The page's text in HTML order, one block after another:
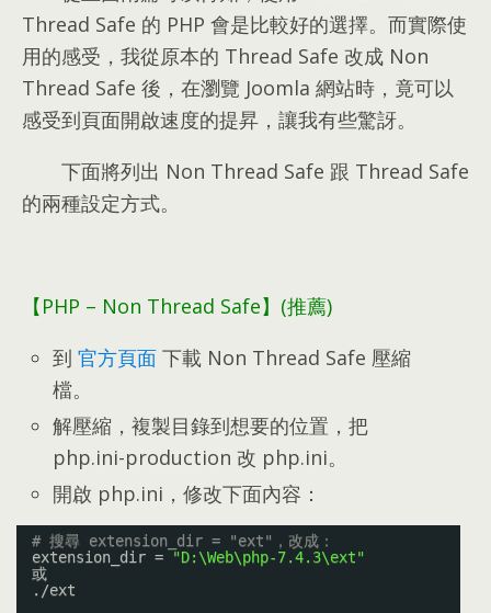
Thread Safe 的 PHP 會是比較好的選擇。 而實際使
用的感受 ， 我從原本的 Thread Safe 改成 Non
Thread Safe 後 ， 在瀏覽 Joomla 網站時 ， 竟可以
感受到頁面開啟速度的提昇 ， 讓我有些驚訝。
下面將列出 Non Thread Safe 跟 Thread Safe
的兩種設定方式。
【PHP – Non Thread Safe】 (推薦)
到 官方頁面 下載 Non Thread Safe 壓縮
檔。
解壓縮 ，複製目錄到想要的位置 ，把
php.ini-production 改 php.ini。
開啟 php.ini ，修改下面內容 ：
# 搜尋 extension_dir = "ext"，改成：
extension_dir =
"D:\Web\php-7.4.3\ext"
或
. /ext